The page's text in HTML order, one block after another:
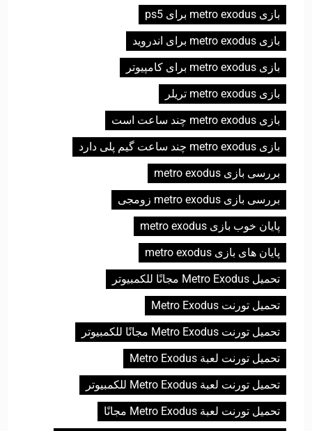
بازی metro exodus برای ps5
بازی metro exodus برای اندروید
بازی metro exodus برای کامپیوتر
بازی metro exodus تریلر
بازی metro exodus چند ساعت است
بازی metro exodus چند ساعت گیم پلی دارد
بررسی بازی metro exodus
بررسی بازی metro exodus زومجی
پایان خوب بازی metro exodus
پایان های بازی metro exodus
تحميل Metro Exodus مجانًا للكمبيوتر
تحميل تورنت Metro Exodus
تحميل تورنت Metro Exodus مجانًا للكمبيوتر
تحميل تورنت لعبة Metro Exodus
تحميل تورنت لعبة Metro Exodus للكمبيوتر
تحميل تورنت لعبة Metro Exodus مجانًا